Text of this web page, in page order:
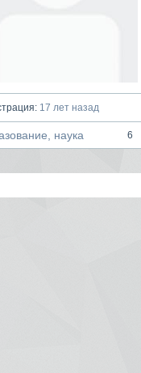
17 лет назад
наука 6